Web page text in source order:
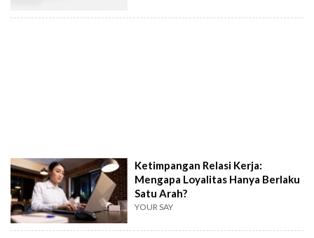
Ketimpangan Relasi Kerja:
Mengapa Loyalitas Hanya Berlaku
Satu Arah?
YOUR SAY